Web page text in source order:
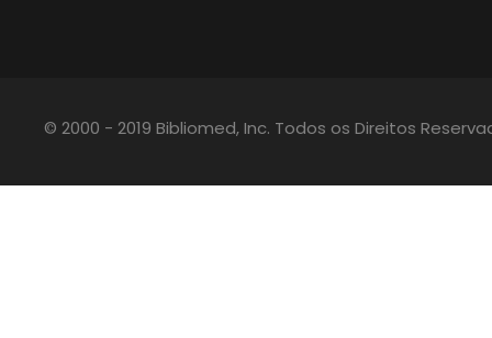
© 2000 - 2019 Bibliomed, Inc. Todos os Direitos